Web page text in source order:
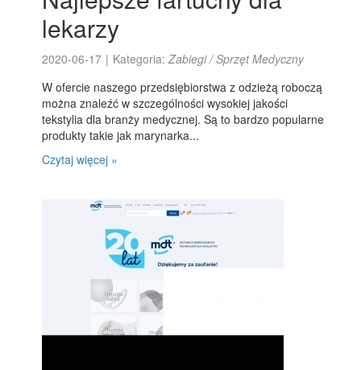
lekarzy
2020-06-17 | Kategoria:Zabiegi / Sprzęt Medyczny
W ofercie naszego przedsiębiorstwa z odzieżą roboczą
można znaleźć w szczególności wysokiej jakości
tekstylia dla branży medycznej. Są to bardzo popularne
produkty takie jak marynarka...
Czytaj więcej »